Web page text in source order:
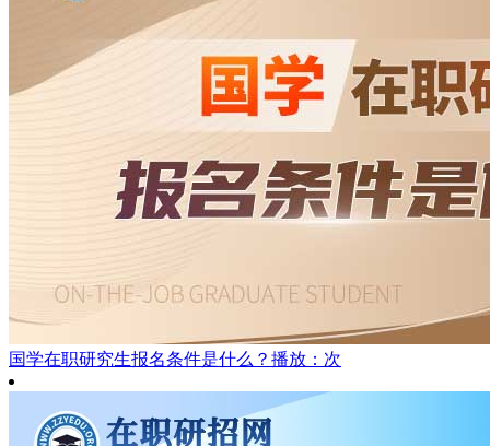
国学在职研究生报名条件是什么？ 播放：次